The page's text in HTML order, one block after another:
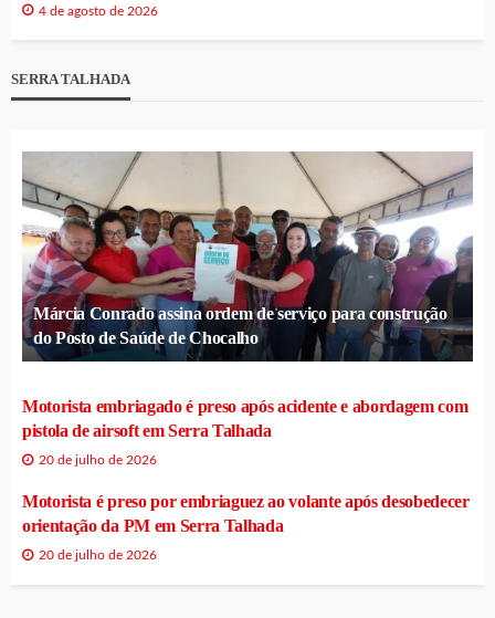
4 de agosto de 2026
SERRA TALHADA
Márcia Conrado assina ordem de serviço para construção
do Posto de Saúde de Chocalho
Motorista embriagado é preso após acidente e abordagem com
pistola de airsoft em Serra Talhada
20 de julho de 2026
Motorista é preso por embriaguez ao volante após desobedecer
orientação da PM em Serra Talhada
20 de julho de 2026